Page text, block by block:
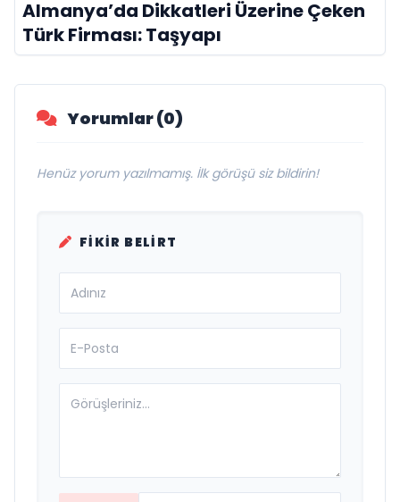
Almanya’da Dikkatleri Üzerine Çeken
Türk Firması: Taşyapı
Yorumlar (0)
Henüz yorum yazılmamış. İlk görüşü siz bildirin!
FIKIR BELIRT